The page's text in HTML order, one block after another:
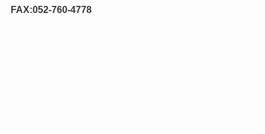
リ
FAX:052-760-4778